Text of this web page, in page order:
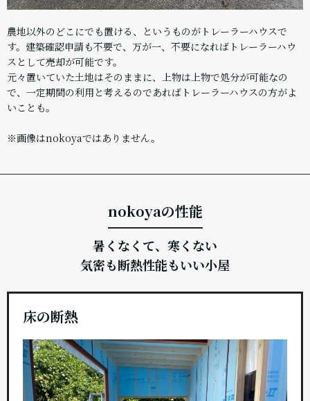
農地以外のどこにでも置ける、というものがトレーラーハウスで
す。建築確認申請も不要で、万が一、不要になればトレーラーハウ
スとして売却が可能です。
元々置いていた土地はそのままに、上物は上物で処分が可能なの
で、一定期間の利用と考えるのであればトレーラーハウスの方がよ
いことも。
※画像はnokoyaではありません。
nokoyaの性能
暑くなくて、寒くない
気密も断熱性能もいい小屋
床の断熱